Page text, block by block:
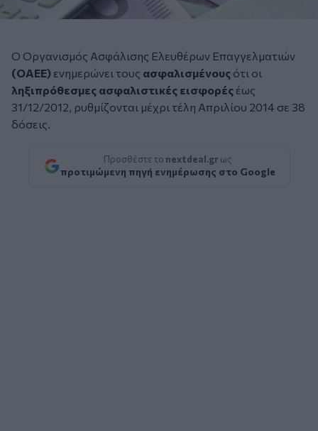
Ο Οργανισμός Ασφάλισης Ελευθέρων Επαγγελματιών
(ΟΑΕΕ) ενημερώνει τους ασφαλισμένους ότι οι
ληξιπρόθεσμες ασφαλιστικές εισφορές έως
31/12/2012, ρυθμίζονται μέχρι τέλη Απριλίου 2014 σε 38
δόσεις.
Προσθέστε το nextdeal.gr ως
προτιμώμενη πηγή ενημέρωσης στο Google